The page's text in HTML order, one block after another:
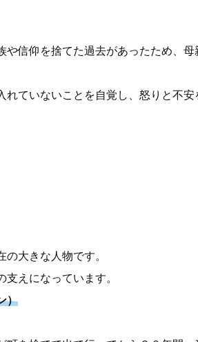
信仰を捨てた過去があったため、母
ていないことを自覚し、怒りと不安
大きな人物です。
えになっています。
）